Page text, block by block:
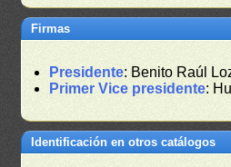
Firmas
Presidente: Benito Raúl
Primer Vice presidente:
Identificación en otros catálogos